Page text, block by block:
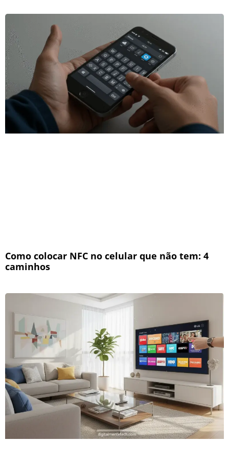
Como colocar NFC no celular que não tem: 4
caminhos